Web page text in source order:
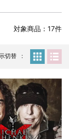
FHD 完全収録！
公演 FHD 完
ィールド公演 完
完全収録！
対象商品：17件
切替